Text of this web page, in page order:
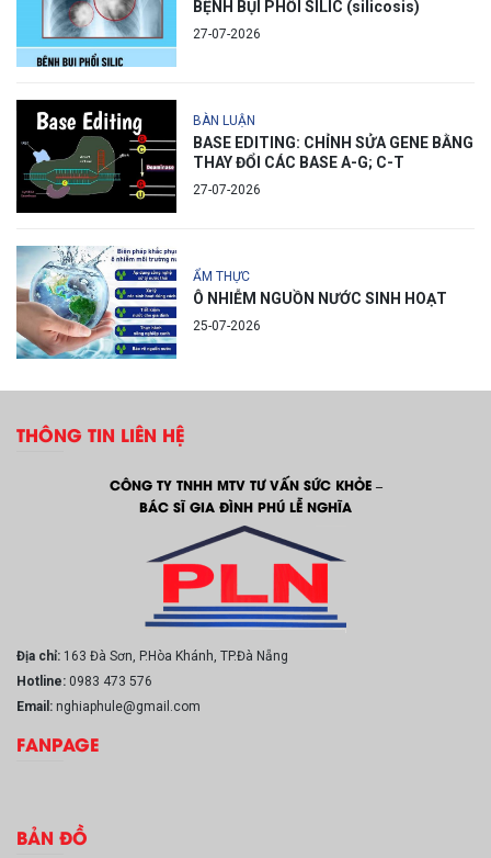
BỆNH BỤI PHỔI SILIC (silicosis)
27-07-2026
BÀN LUẬN
BASE EDITING: CHỈNH SỬA GENE BẰNG
THAY ĐỔI CÁC BASE A-G; C-T
27-07-2026
ẨM THỰC
Ô NHIỄM NGUỒN NƯỚC SINH HOẠT
25-07-2026
THÔNG TIN LIÊN HỆ
CÔNG TY TNHH MTV TƯ VẤN SỨC KHỎE –
BÁC SĨ GIA ĐÌNH PHÚ LỄ NGHĨA
Địa chỉ: 163 Đà Sơn, P.Hòa Khánh, TP.Đà Nẵng
Hotline: 0983 473 576
Email: nghiaphule@gmail.com
FANPAGE
BẢN ĐỒ